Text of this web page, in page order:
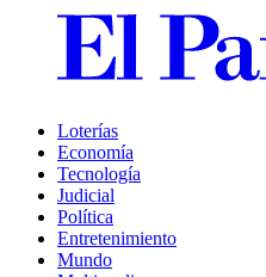
Loterías
Economía
Tecnología
Judicial
Política
Entretenimiento
Mundo